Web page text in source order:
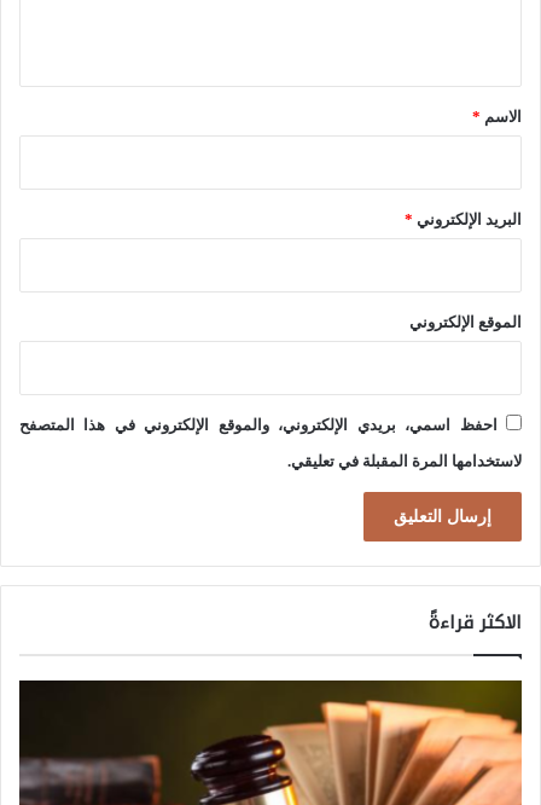
ة
ا
ط
ر
*الاسم *
البريد الإلكتروني *
الموقع الإلكتروني
احفظ اسمي، بريدي الإلكتروني، والموقع الإلكتروني في هذا المتصفح
لاستخدامها المرة المقبلة في تعليقي.
الاكثر قراءةً